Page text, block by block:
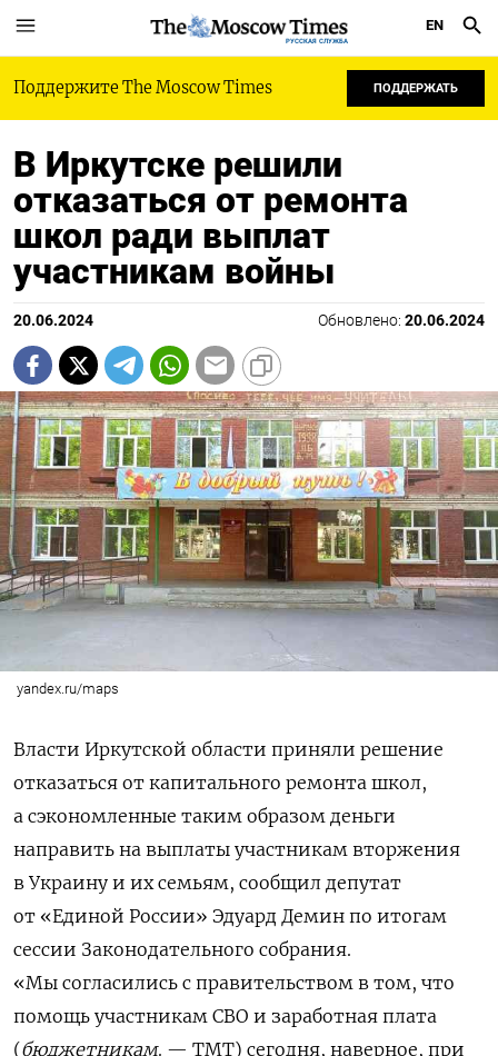
РУССКАЯ СЛУЖБА
EN
Поддержите The Moscow Times ПОДДЕРЖАТЬ
В Иркутске решили
отказаться от ремонта
школ ради выплат
участникам войны
20.06.2024 Обновлено: 20.06.2024
yandex.ru/maps
Власти Иркутской области приняли решение
отказаться от капитального ремонта школ,
а сэкономленные таким образом деньги
направить на выплаты участникам вторжения
в Украину и их семьям, сообщил депутат
от «Единой России» Эдуард Демин по итогам
сессии Законодательного собрания.
«Мы согласились с правительством в том, что
помощь участникам СВО и заработная плата
(бюджетникам. — ТМТ) сегодня, наверное, при